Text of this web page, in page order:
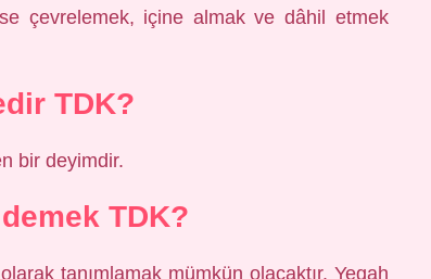
çevrelemek, içine almak ve dâhil etmek
TDK?
bir deyimdir.
TDK?
tanımlamak mümkün olacaktır. Yegah